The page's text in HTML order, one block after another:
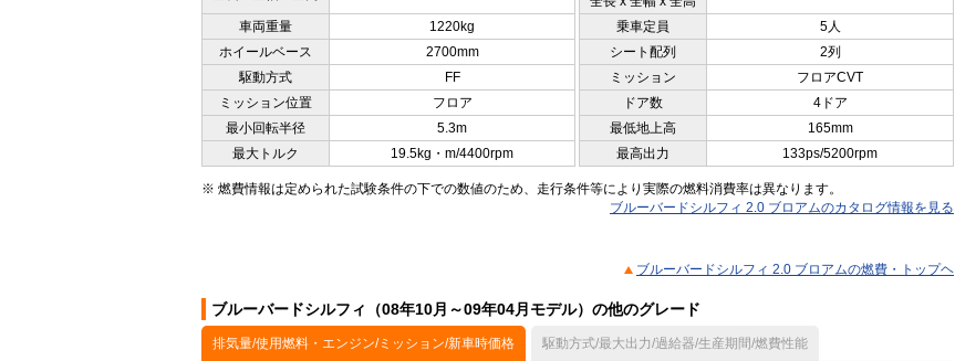
車両重量 1220kg 乗車定員
5人
ホイールベース
2700mm シート配列
2列
駆動方式
FF ミッション
フロアCVT
ミッション位置
フロア ドア数
4ドア
最小回転半径
5.3m 最低地上高
165mm
最大トルク
19.5kg・m/4400rpm 最高出力 133ps/5200rpm
※ 燃費情報は定められた試験条件の下での数値のため、走行条件等により実際の燃料消費率は異なります。
ブルーバードシルフィ 2.0 ブロアムのカタログ情報を見る
ブルーバードシルフィ 2.0 ブロアムの燃費・トップヘ
ブルーバードシルフィ（08年10月～09年04月モデル）の他のグレード
排気量/使用燃料・エンジン/ミッション/新車時価格 駆動方式/最大出力/過給器/生産期間/燃費性能